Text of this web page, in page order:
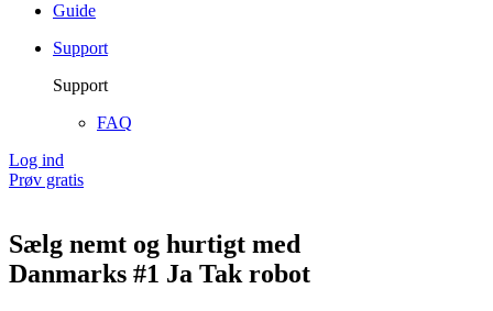
Guide
Support
Support
FAQ
Log ind
Prøv gratis
Sælg nemt og hurtigt med
Danmarks #1 Ja Tak robot